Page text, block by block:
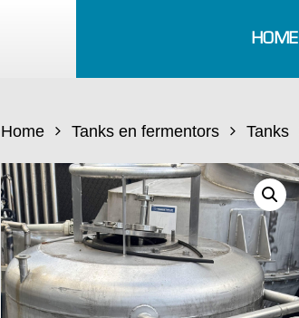
HOME
Home Tanks en fermentors Tanks